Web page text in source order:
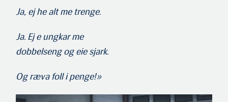
Ja, ej he alt me trenge.
Ja. Ej e ungkar me
dobbelseng og eie sjark.
Og ræva foll i penge!»